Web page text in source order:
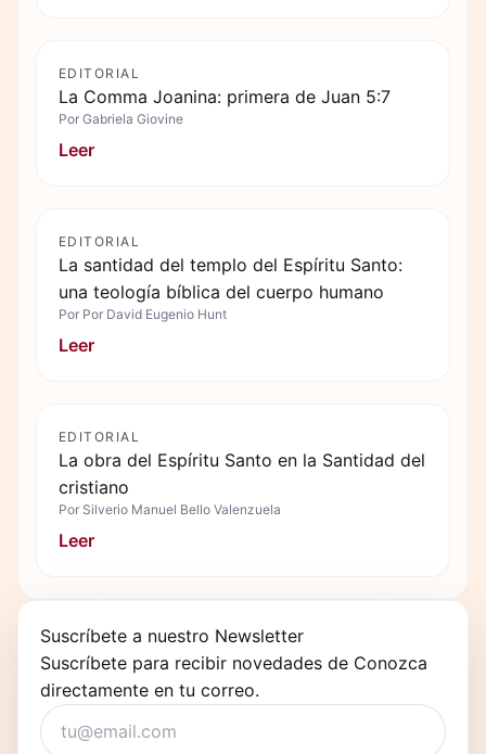
EDITORIAL
La Comma Joanina: primera de Juan 5:7
Por Gabriela Giovine
Leer
EDITORIAL
La santidad del templo del Espíritu Santo:
una teología bíblica del cuerpo humano
Por Por David Eugenio Hunt
Leer
EDITORIAL
La obra del Espíritu Santo en la Santidad del
cristiano
Por Silverio Manuel Bello Valenzuela
Leer
Suscríbete a nuestro Newsletter
Suscríbete para recibir novedades de Conozca
directamente en tu correo.